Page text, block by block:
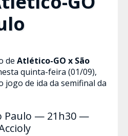
de Atlético-GO x São
quinta-feira (01/09),
jogo de ida da semifinal da
Paulo — 21h30 —